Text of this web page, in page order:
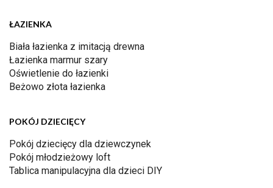
ŁAZIENKA
Biała łazienka z imitacją drewna
Łazienka marmur szary
Oświetlenie do łazienki
Beżowo złota łazienka
POKÓJ DZIECIĘCY
Pokój dziecięcy dla dziewczynek
Pokój młodzieżowy loft
Tablica manipulacyjna dla dzieci DIY